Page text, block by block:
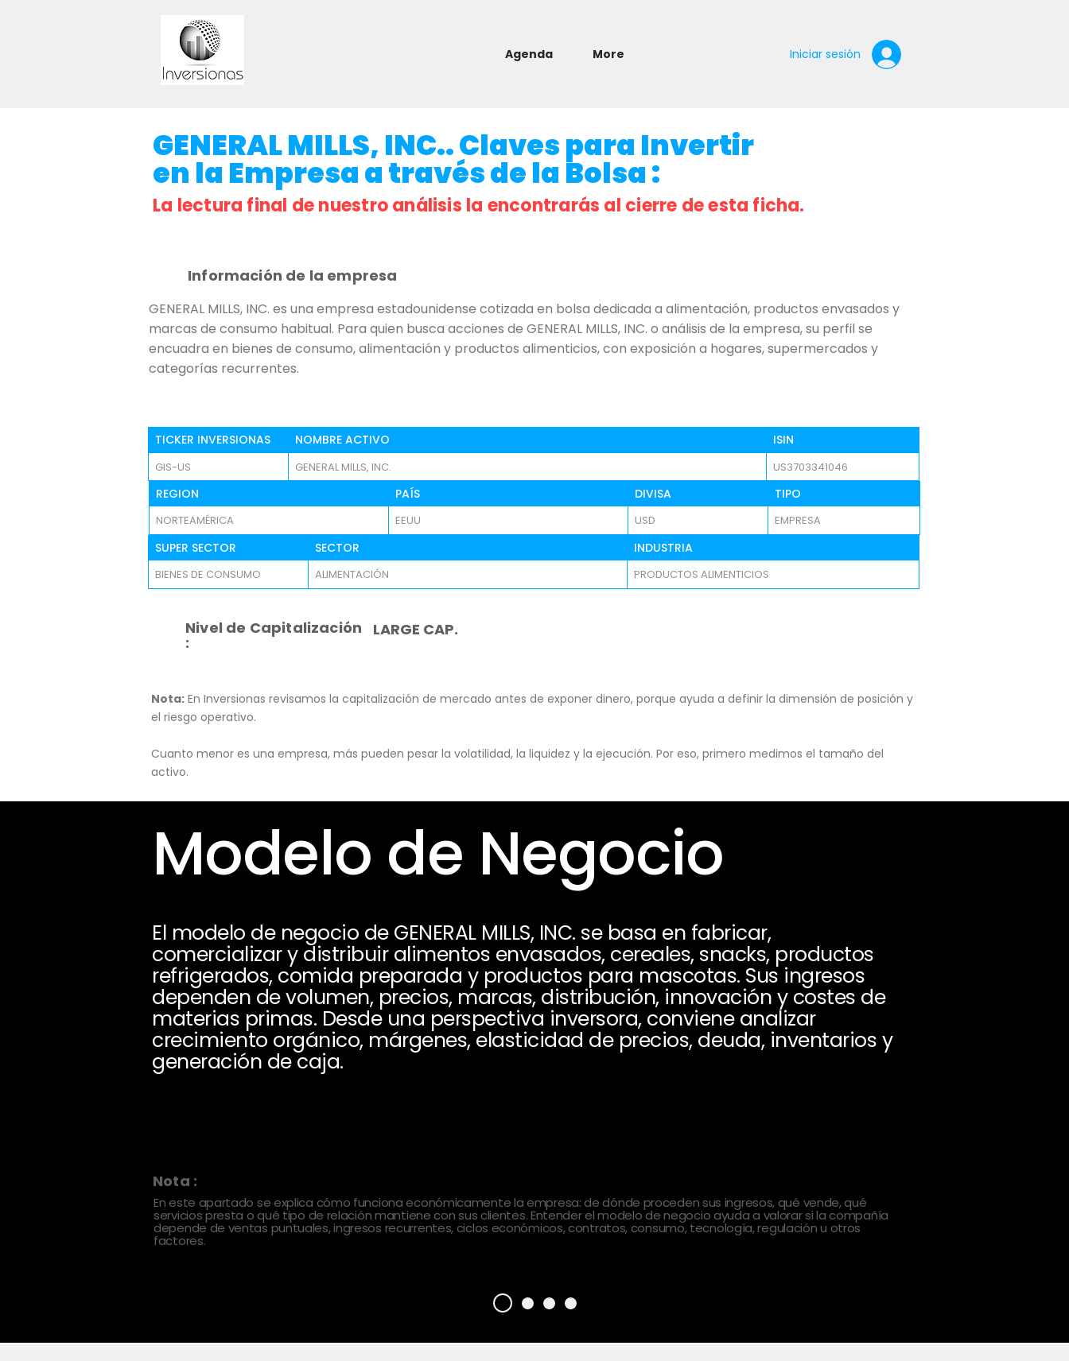
Agenda More Iniciar sesión
GENERAL MILLS, INC.. Claves para Invertir
en la Empresa a través de la Bolsa :
La lectura final de nuestro análisis la encontrarás al cierre de esta ficha.
Información de la empresa
GENERAL MILLS, INC. es una empresa estadounidense cotizada en bolsa dedicada a alimentación, productos envasados y
marcas de consumo habitual. Para quien busca acciones de GENERAL MILLS, INC. o análisis de la empresa, su perfil se
encuadra en bienes de consumo, alimentación y productos alimenticios, con exposición a hogares, supermercados y
categorías recurrentes.
TICKER INVERSIONAS NOMBRE ACTIVO ISIN
GIS-US GENERAL MILLS, INC. US3703341046
REGION PAÍS DIVISA TIPO
NORTEAMÉRICA EEUU USD EMPRESA
SUPER SECTOR SECTOR INDUSTRIA
BIENES DE CONSUMO ALIMENTACIÓN PRODUCTOS ALIMENTICIOS
Nivel de Capitalización
:
LARGE CAP.
Nota: En Inversionas revisamos la capitalización de mercado antes de exponer dinero, porque ayuda a definir la dimensión de posición y
el riesgo operativo.
Cuanto menor es una empresa, más pueden pesar la volatilidad, la liquidez y la ejecución. Por eso, primero medimos el tamaño del
activo.
Modelo de Negocio
El modelo de negocio de GENERAL MILLS, INC. se basa en fabricar,
comercializar y distribuir alimentos envasados, cereales, snacks, productos
refrigerados, comida preparada y productos para mascotas. Sus ingresos
dependen de volumen, precios, marcas, distribución, innovación y costes de
materias primas. Desde una perspectiva inversora, conviene analizar
crecimiento orgánico, márgenes, elasticidad de precios, deuda, inventarios y
generación de caja.
Nota :
En este apartado se explica cómo funciona económicamente la empresa: de dónde proceden sus ingresos, qué vende, qué
servicios presta o qué tipo de relación mantiene con sus clientes. Entender el modelo de negocio ayuda a valorar si la compañía
depende de ventas puntuales, ingresos recurrentes, ciclos económicos, contratos, consumo, tecnología, regulación u otros
factores.